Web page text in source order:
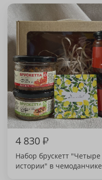
4 830₽
Набор брускетт "Четыре
истории" в чемоданчике